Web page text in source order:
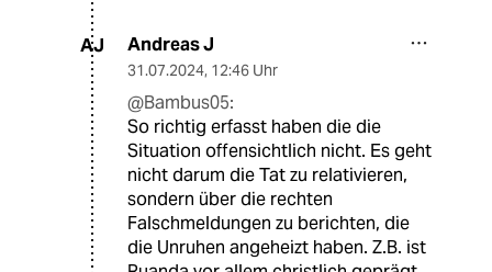
AJ Andreas J
31.07.2024, 12:46 Uhr
@Bambus05:
So richtig erfasst haben die die
Situation offensichtlich nicht. Es geht
nicht darum die Tat zu relativieren,
sondern über die rechten
Falschmeldungen zu berichten, die
die Unruhen angeheizt haben. Z.B. ist